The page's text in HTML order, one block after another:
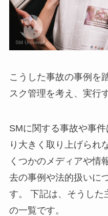
こうした事故の事例を
スク管理を考え、実行
SMに関する事故や事
り大きく取り上げられ
くつかのメディアや情
去の事例や法的扱いに
す。 下記は、そうした
の一覧です。